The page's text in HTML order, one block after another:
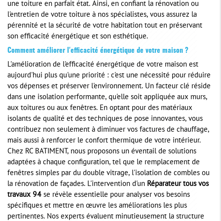
une toiture en parfait état. Ainsi, en confiant la rénovation ou
l'entretien de votre toiture à nos spécialistes, vous assurez la
pérennité et la sécurité de votre habitation tout en préservant
son efficacité énergétique et son esthétique.
Comment améliorer l'efficacité énergétique de votre maison ?
L'amélioration de l'efficacité énergétique de votre maison est
aujourd'hui plus qu'une priorité : c'est une nécessité pour réduire
vos dépenses et préserver l'environnement. Un facteur clé réside
dans une isolation performante, qu'elle soit appliquée aux murs,
aux toitures ou aux fenêtres. En optant pour des matériaux
isolants de qualité et des techniques de pose innovantes, vous
contribuez non seulement à diminuer vos factures de chauffage,
mais aussi à renforcer le confort thermique de votre intérieur.
Chez RC BATIMENT, nous proposons un éventail de solutions
adaptées à chaque configuration, tel que le remplacement de
fenêtres simples par du double vitrage, l'isolation de combles ou
la rénovation de façades. L'intervention d'un Réparateur tous vos
travaux 94 se révèle essentielle pour analyser vos besoins
spécifiques et mettre en œuvre les améliorations les plus
pertinentes. Nos experts évaluent minutieusement la structure